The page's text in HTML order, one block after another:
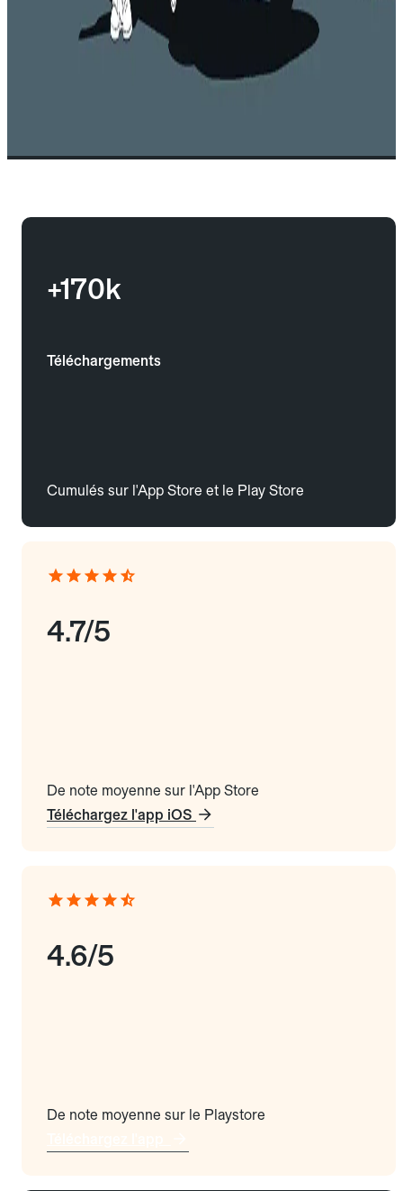
+170k
Téléchargements
Cumulés sur l'App Store et le Play Store
4.7/5
De note moyenne sur l'App Store
Téléchargez l'app iOS
4.6/5
De note moyenne sur le Playstore